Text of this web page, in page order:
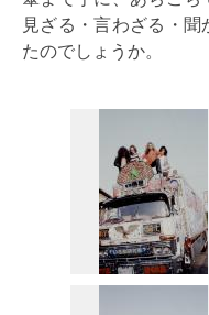
見ざる・言わざる・
たのでしょうか。